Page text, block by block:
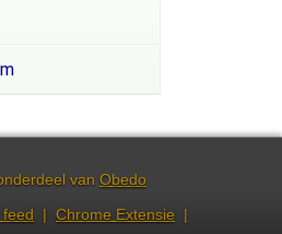
van Obedo
feed | Chrome Extensie |